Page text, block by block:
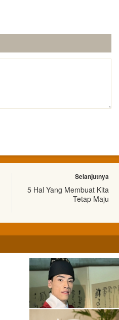
Selanjutnya
5 Hal Yang Membuat Kita
Tetap Maju